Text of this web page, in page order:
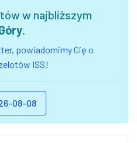
w najbliższym
.
powiadomimy Cię o
ISS!
08-08